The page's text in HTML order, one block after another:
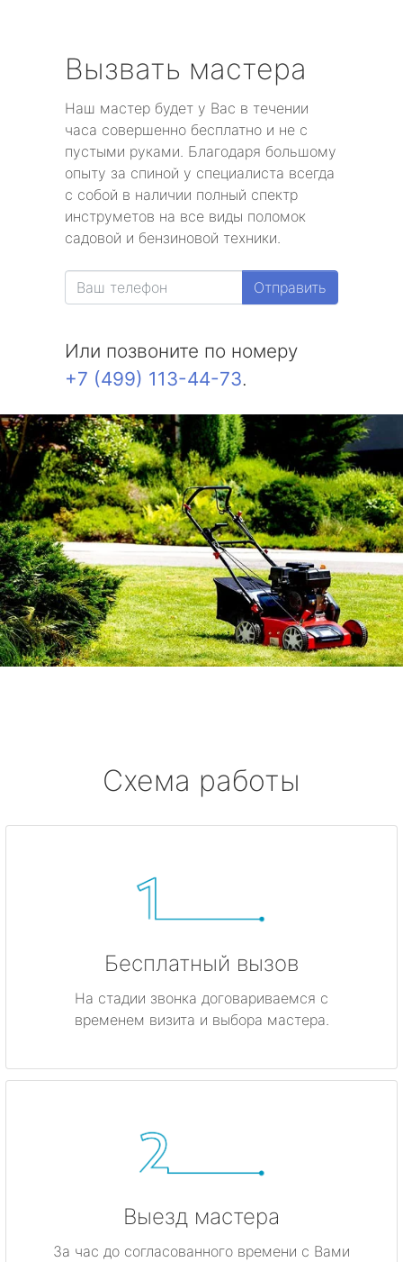
Вызвать мастера
Наш мастер будет у Вас в течении
часа совершенно бесплатно и не с
пустыми руками. Благодаря большому
опыту за спиной у специалиста всегда
с собой в наличии полный спектр
инструметов на все виды поломок
садовой и бензиновой техники.
Отправить
Или позвоните по номеру
+7 (499) 113-44-73.
Схема работы
Бесплатный вызов
На стадии звонка договариваемся с
временем визита и выбора мастера.
Выезд мастера
За час до согласованного времени с Вами